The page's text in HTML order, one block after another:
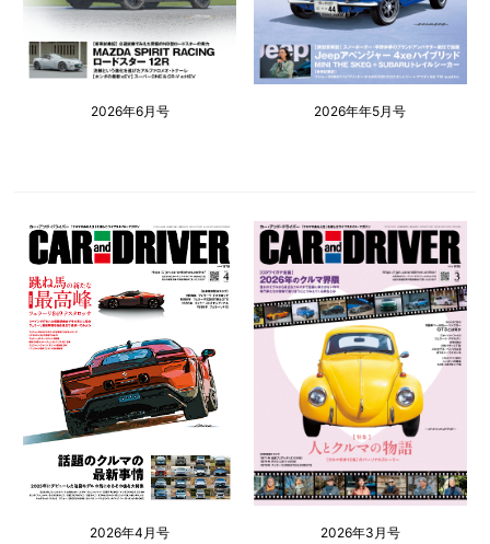
2026年6月号 2026年年5月号
2026年4月号 2026年3月号